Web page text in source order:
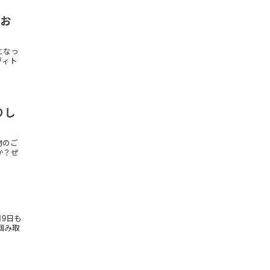
なっ
ト
し
のご
？ぜ
日も
み取